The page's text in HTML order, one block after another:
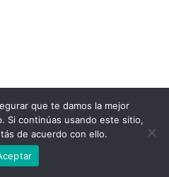
que te damos la mejor
Si continúas usando este sitio,
de acuerdo con ello.